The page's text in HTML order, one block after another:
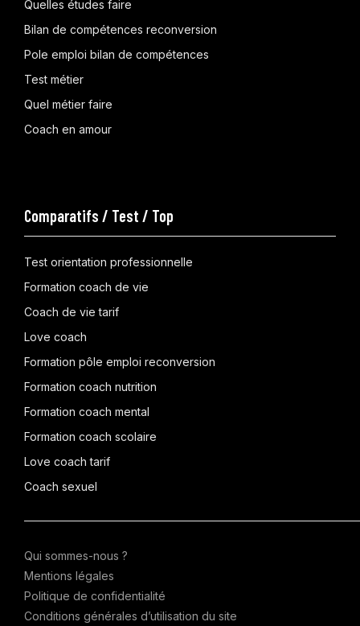
Quelles études faire
Bilan de compétences reconversion
Pole emploi bilan de compétences
Test métier
Quel métier faire
Coach en amour
Comparatifs / Test / Top
Test orientation professionnelle
Formation coach de vie
Coach de vie tarif
Love coach
Formation pôle emploi reconversion
Formation coach nutrition
Formation coach mental
Formation coach scolaire
Love coach tarif
Coach sexuel
Qui sommes-nous ?
Mentions légales
Politique de confidentialité
Conditions générales d’utilisation du site